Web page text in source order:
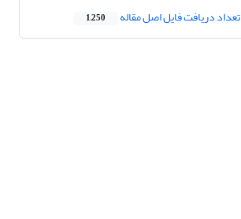
تعداد دریافت فایل اصل مقاله 1,250